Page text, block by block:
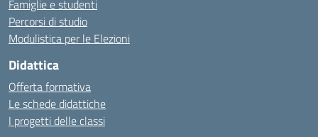
Famiglie e studenti
Percorsi di studio
Modulistica per le Elezioni
Didattica
Offerta formativa
Le schede didattiche
I progetti delle classi